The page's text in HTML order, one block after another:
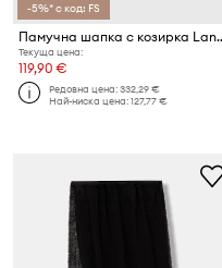
-5%* с код: FS
Памучна
Текуща цена:
119,90 €
Редовна цена:332,29 €
Най-ниска цена:127,77 €